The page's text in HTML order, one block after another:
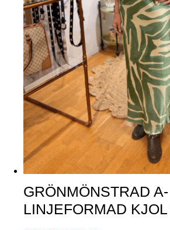
GRÖNMÖNSTRAD A-
LINJEFORMAD KJOL